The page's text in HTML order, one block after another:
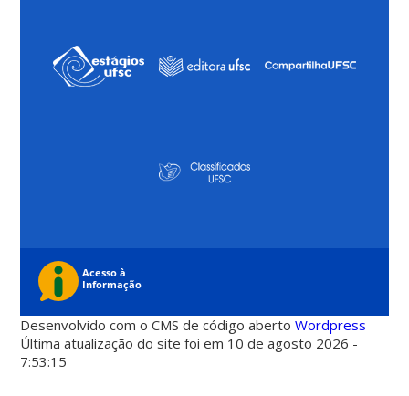
Desenvolvido com o CMS de código abertoWordpress
Última atualização do site foi em 10 de agosto 2026 -
7:53:15